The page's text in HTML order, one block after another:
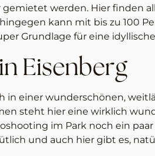
werden. Hier finden
kann mit bis zu 100
Grundlage für eine
Eisenberg
in einer wunderschönen,
steht hier eine wirklich
im Park noch ein
und auch hier gibt es,